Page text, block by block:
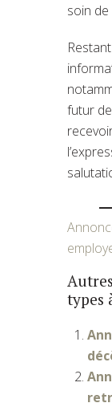
soin
futur
types